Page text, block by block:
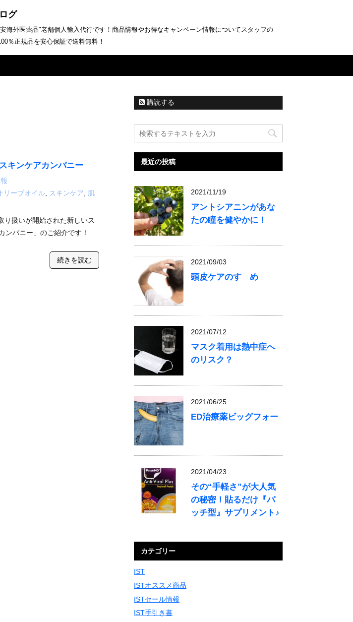
グ
海外医薬品"老舗個人輸入代行です！商品情報やお得なキャンペーン情報についてスタッフの
％正規品を安心保証で送料無料！
キンケアカンパニー
リーブオイル スキンケア
肌
扱いが開始された新しいス
ンパニー」のご紹介です！
続きを読む
購読する
最近の投稿
2021/11/19
アントシアニンがあな
たの瞳を健やかに！
2021/09/03
頭皮ケアのすゝめ
2021/07/12
マスク着用は熱中症へ
のリスク？
2021/06/25
ED治療薬ビッグフォー
2021/04/23
その“手軽さ”が大人気
の秘密！貼るだけ『パ
ッチ型』サプリメント♪
カテゴリー
IST
ISTオススメ商品
ISTセール情報
IST手引き書